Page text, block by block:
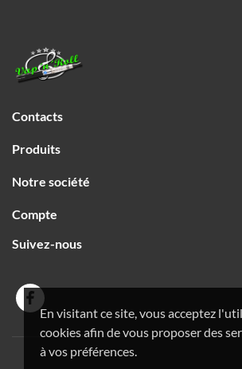
En visitant ce site, vous acceptez
cookies afin de vous proposer des
à vos préférences.
Contacts
Produits
Notre société
Compte
Suivez-nous